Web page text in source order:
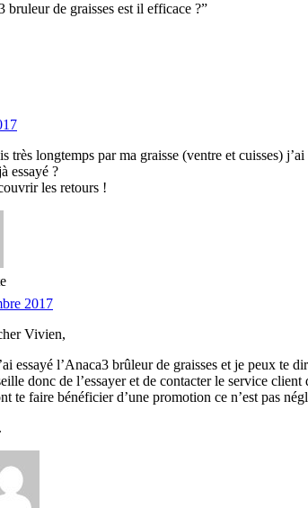
bruleur de graisses est il efficace ?”
très longtemps par ma graisse (ventre et cuisses)
essayé ?
les retours !
2017
Vivien,
essayé l’Anaca3 brûleur de graisses et je peux te
donc de l’essayer et de contacter le service
te faire bénéficier d’une promotion ce n’est pas